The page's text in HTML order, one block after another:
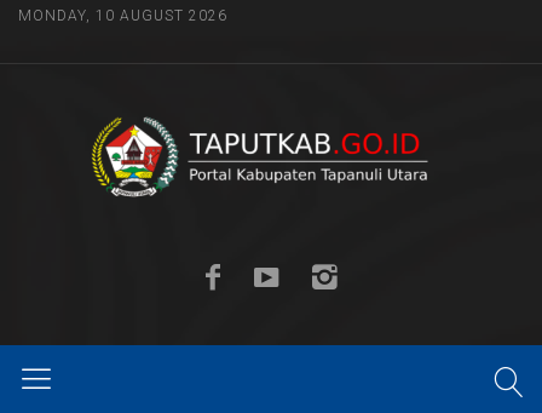
MONDAY, 10 AUGUST 2026